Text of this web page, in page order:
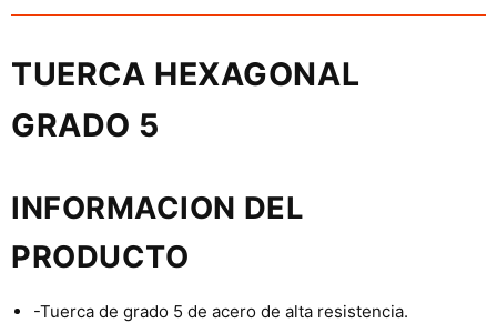
TUERCA HEXAGONAL
GRADO 5
INFORMACION DEL
PRODUCTO
-Tuerca de grado 5 de acero de alta resistencia.